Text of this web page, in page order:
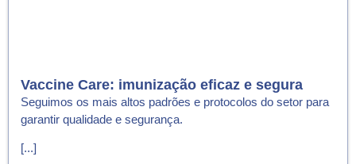
Vaccine Care: imunização eficaz e segura
Seguimos os mais altos padrões e protocolos do setor para
garantir qualidade e segurança.
[...]